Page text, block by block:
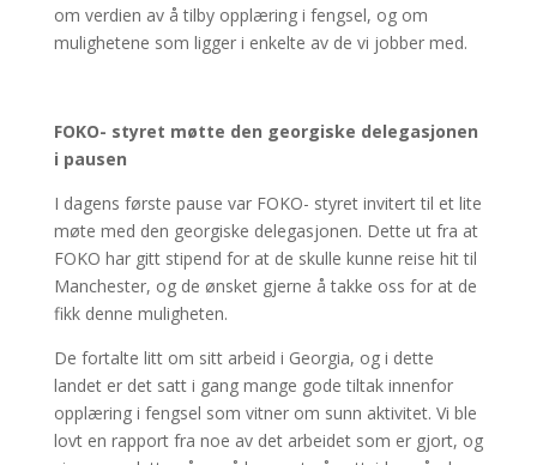
om verdien av å tilby opplæring i fengsel, og om
mulighetene som ligger i enkelte av de vi jobber med.
FOKO- styret møtte den georgiske delegasjonen
i pausen
I dagens første pause var FOKO- styret invitert til et lite
møte med den georgiske delegasjonen. Dette ut fra at
FOKO har gitt stipend for at de skulle kunne reise hit til
Manchester, og de ønsket gjerne å takke oss for at de
fikk denne muligheten.
De fortalte litt om sitt arbeid i Georgia, og i dette
landet er det satt i gang mange gode tiltak innenfor
opplæring i fengsel som vitner om sunn aktivitet. Vi ble
lovt en rapport fra noe av det arbeidet som er gjort, og